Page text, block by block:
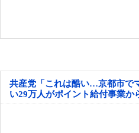
共産党「これは酷い…京都市で
い29万人がポイント給付事業か